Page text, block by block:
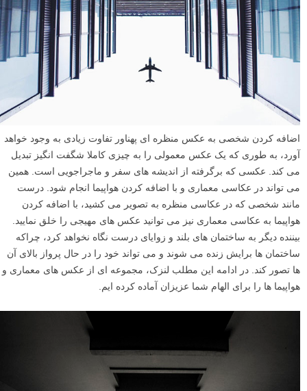
اضافه کردن شخصی به عکس منظره ای پهناور تفاوت زیادی به وجود خواهد
آورد، به طوری که یک عکس معمولی را به چیزی کاملا شگفت انگیز تبدیل
می کند. عکسی که برگرفته از اندیشه های سفر و ماجراجویی است. همین
می تواند در عکاسی معماری و با اضافه کردن هواپیما انجام شود. درست
مانند شخصی که در عکاسی منظره به تصویر می کشید، با اضافه کردن
هواپیما به عکاسی معماری نیز می توانید عکس های مهیجی را خلق نمایید.
بیننده دیگر به ساختمان های بلند و زوایای درست نگاه نخواهد کرد، چراکه
ساختمان ها برایش زنده می شوند و می تواند خود را در حال پرواز بالای آن
ها تصور کند. در ادامه این مطلب لنزک، مجموعه ای از عکس های معماری و
هواپیما ها را برای الهام شما عزیزان آماده کرده ایم.